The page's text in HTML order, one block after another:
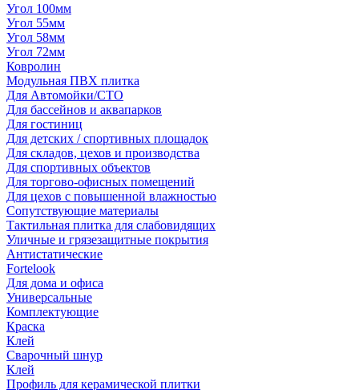
Угол 100мм
Угол 55мм
Угол 58мм
Угол 72мм
Ковролин
Модульная ПВХ плитка
Для Автомойки/СТО
Для бассейнов и аквапарков
Для гостиниц
Для детских / спортивных площадок
Для складов, цехов и производства
Для спортивных объектов
Для торгово-офисных помещений
Для цехов с повышенной влажностью
Сопутствующие материалы
Тактильная плитка для слабовидящих
Уличные и грязезащитные покрытия
Антистатические
Fortelook
Для дома и офиса
Универсальные
Комплектующие
Краска
Клей
Сварочный шнур
Клей
Профиль для керамической плитки